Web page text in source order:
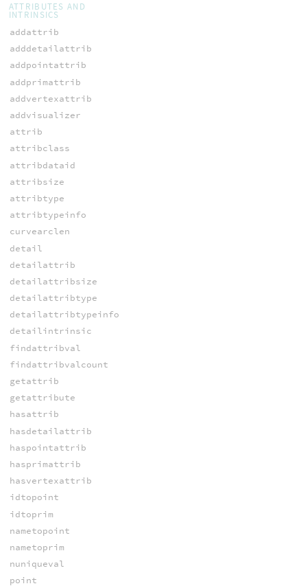
ATTRIBUTES AND
INTRINSICS
addattrib
adddetailattrib
addpointattrib
addprimattrib
addvertexattrib
addvisualizer
attrib
attribclass
attribdataid
attribsize
attribtype
attribtypeinfo
curvearclen
detail
detailattrib
detailattribsize
detailattribtype
detailattribtypeinfo
detailintrinsic
findattribval
findattribvalcount
getattrib
getattribute
hasattrib
hasdetailattrib
haspointattrib
hasprimattrib
hasvertexattrib
idtopoint
idtoprim
nametopoint
nametoprim
nuniqueval
point